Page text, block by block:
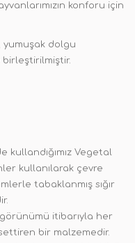
konforu için
yumuşak dolgu
birleştirilmiştir.
kullandığımız Vegetal
kullanılarak çevre
tabaklanmış sığır
görünümü itibarıyla her
bir malzemedir.